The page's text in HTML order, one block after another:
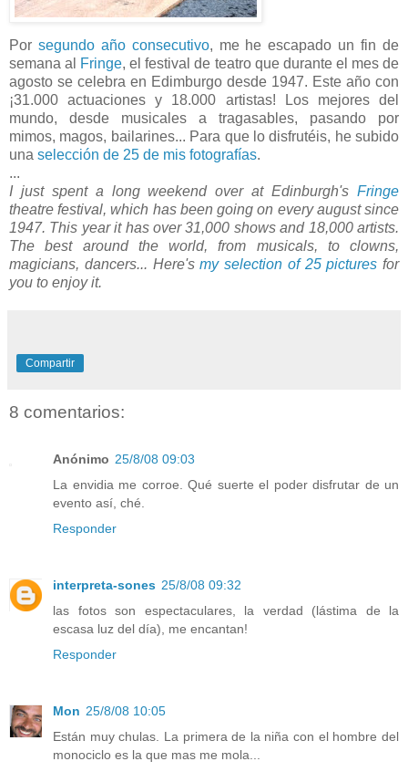
Por segundo año consecutivo, me he escapado un fin de
semana al
Fringe, el festival de teatro que durante el mes de
agosto se celebra en Edimburgo desde 1947. Este año con
¡31.000 actuaciones y 18.000 artistas! Los mejores del
mundo, desde musicales a tragasables, pasando por
mimos, magos, bailarines... Para que lo disfrutéis, he subido
una selección de 25 de mis fotografías.
...
I just spent a long weekend over at Edinburgh's Fringe
theatre festival, which has been going on every august since
1947. This year it has over 31,000 shows and 18,000 artists.
The best around the world, from musicals, to clowns,
magicians, dancers... Here'smy selection of 25 pictures for
you to enjoy it.
Compartir
8 comentarios:
Anónimo 25/8/08 09:03
La envidia me corroe. Qué suerte el poder disfrutar de un
evento así, ché.
Responder
interpreta-sones 25/8/08 09:32
las fotos son espectaculares, la verdad (lástima de la
escasa luz del día), me encantan!
Responder
Mon 25/8/08 10:05
Están muy chulas. La primera de la niña con el hombre del
monociclo es la que mas me mola...